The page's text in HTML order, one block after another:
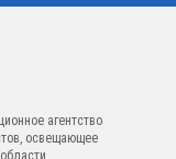
агентство
освещающее